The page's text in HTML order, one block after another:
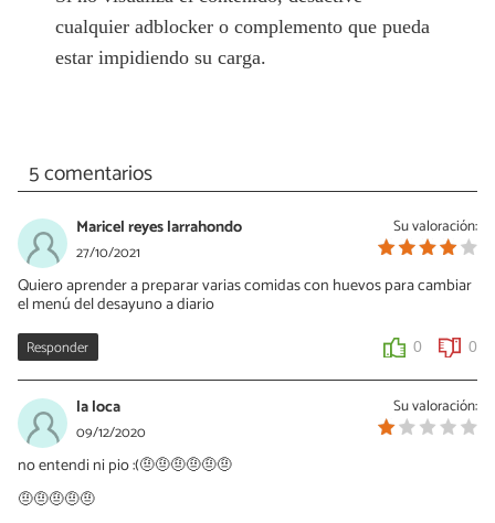
cualquier adblocker o complemento que pueda
estar impidiendo su carga.
5 comentarios
Su valoración:
Maricel reyes larrahondo
27/10/2021
Quiero aprender a preparar varias comidas con huevos para cambiar
el menú del desayuno a diario
Responder 0 0
Su valoración:
la loca
09/12/2020
no entendi ni pio :(🤨🤨🤨🤨🤨🤨
🤨🤨🤨🤨🤨